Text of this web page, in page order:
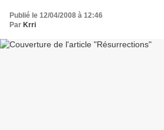
Publié le 12/04/2008 à 12:46
Par Krri